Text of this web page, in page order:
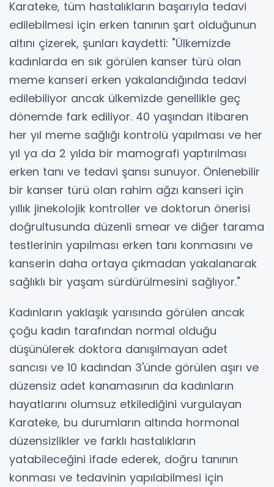
Karateke, tüm hastalıkların başarıyla tedavi
edilebilmesi için erken tanının şart olduğunun
altını çizerek, şunları kaydetti: "Ülkemizde
kadınlarda en sık görülen kanser türü olan
meme kanseri erken yakalandığında tedavi
edilebiliyor ancak ülkemizde genellikle geç
dönemde fark ediliyor. 40 yaşından itibaren
her yıl meme sağlığı kontrolü yapılması ve her
yıl ya da 2 yılda bir mamografi yaptırılması
erken tanı ve tedavi şansı sunuyor. Önlenebilir
bir kanser türü olan rahim ağzı kanseri için
yıllık jinekolojik kontroller ve doktorun önerisi
doğrultusunda düzenli smear ve diğer tarama
testlerinin yapılması erken tanı konmasını ve
kanserin daha ortaya çıkmadan yakalanarak
sağlıklı bir yaşam sürdürülmesini sağlıyor."
Kadınların yaklaşık yarısında görülen ancak
çoğu kadın tarafından normal olduğu
düşünülerek doktora danışılmayan adet
sancısı ve 10 kadından 3'ünde görülen aşırı ve
düzensiz adet kanamasının da kadınların
hayatlarını olumsuz etkilediğini vurgulayan
Karateke, bu durumların altında hormonal
düzensizlikler ve farklı hastalıkların
yatabileceğini ifade ederek, doğru tanının
konması ve tedavinin yapılabilmesi için